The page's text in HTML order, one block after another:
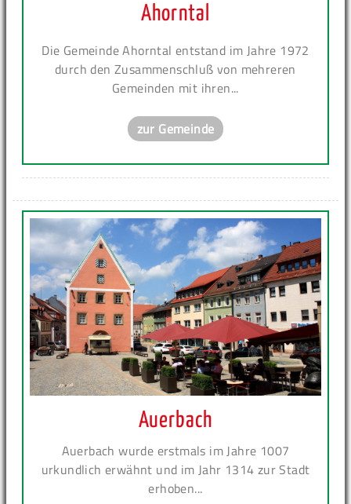
Ahorntal
Die Gemeinde Ahorntal entstand im Jahre 1972
durch den Zusammenschluß von mehreren
Gemeinden mit ihren...
zur Gemeinde
Auerbach
Auerbach wurde erstmals im Jahre 1007
urkundlich erwähnt und im Jahr 1314 zur Stadt
erhoben...